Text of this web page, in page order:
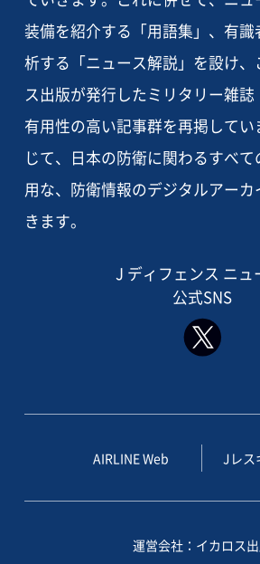
装備を紹介する「用語集」、有
析する「ニュース解説」を設け、
ス出版が発行したミリタリー雑誌
有用性の高い記事群を再掲して
じて、日本の防衛に関わるすべ
用な、防衛情報のデジタルアー
きます。
J ディフェンス ニュ
公式SNS
AIRLINE Web Jレス
運営会社：イカロス